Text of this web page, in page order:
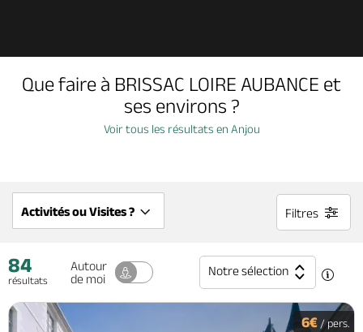
À voir, à faire
Dormir, manger
Séjours, cadeaux
Que faire à BRISSAC LOIRE AUBANCE et
ses environs ?
Voir tous les résultats en Anjou
Activités ou Visites ? Filtres
84
résultats
Autour
de moi
Notre sélection
6€ / pers.